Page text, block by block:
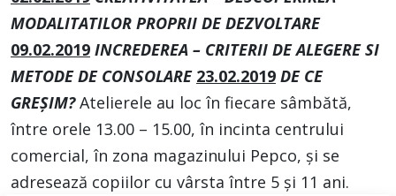
MODALITATILOR PROPRII DE DEZVOLTARE
09.02.2019 INCREDEREA – CRITERII DE ALEGERE SI
METODE DE CONSOLARE 23.02.2019 DE CE
GREȘIM?Atelierele au loc în fiecare sâmbătă,
între orele 13.00 – 15.00, în incinta centrului
comercial, în zona magazinului Pepco, și se
adresează copiilor cu vârsta între 5 și 11 ani.